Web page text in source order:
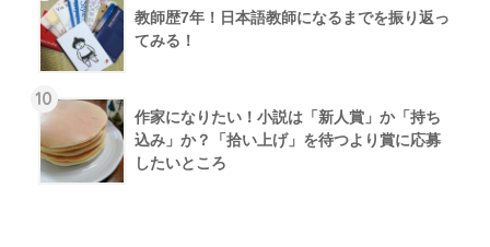
教師歴7年！日本語教師になるまでを振り返っ
てみる！
10
作家になりたい！小説は「新人賞」か「持ち
込み」か？「拾い上げ」を待つより賞に応募
したいところ